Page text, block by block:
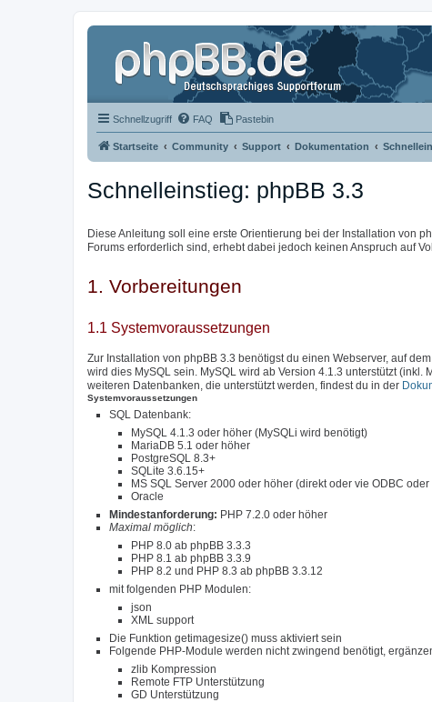
Schnellzugriff FAQ Pastebin
Startseite Community Support Dokumentation
Schnelleinstieg: phpBB 3.3
Diese Anleitung soll eine erste Orientierung bei der Installation von
Forums erforderlich sind, erhebt dabei jedoch keinen Anspruch auf
1. Vorbereitungen
1.1 Systemvoraussetzungen
Zur Installation von phpBB 3.3 benötigst du einen Webserver, auf
wird dies MySQL sein. MySQL wird ab Version 4.1.3 unterstützt
weiteren Datenbanken, die unterstützt werden, findest du in der
Systemvoraussetzungen
SQL Datenbank:
MySQL 4.1.3 oder höher (MySQLi wird benötigt)
MariaDB 5.1 oder höher
PostgreSQL 8.3+
SQLite 3.6.15+
MS SQL Server 2000 oder höher (direkt oder vie ODBC
Oracle
Mindestanforderung: PHP 7.2.0 oder höher
Maximal möglich:
PHP 8.0 ab phpBB 3.3.3
PHP 8.1 ab phpBB 3.3.9
PHP 8.2 und PHP 8.3 ab phpBB 3.3.12
mit folgenden PHP Modulen:
json
XML support
Die Funktion getimagesize() muss aktiviert sein
Folgende PHP-Module werden nicht zwingend benötigt,
zlib Kompression
Remote FTP Unterstützung
GD Unterstützung